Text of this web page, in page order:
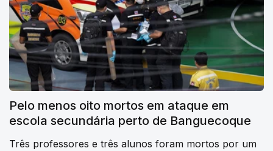
Pelo menos oito mortos em ataque em
escola secundária perto de Banguecoque
Três professores e três alunos foram mortos por um